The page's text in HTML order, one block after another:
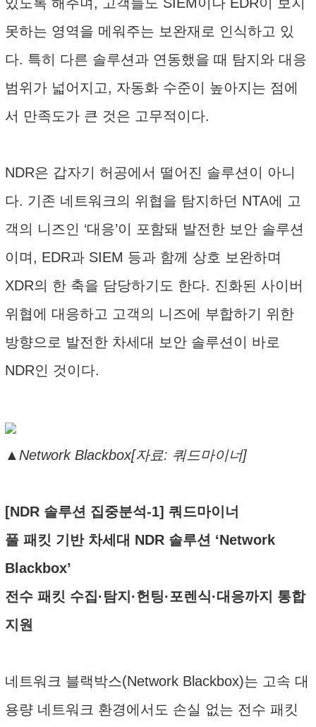
못하는 영역을 메워주는 보완재로 인식하고 있
다. 특히 다른 솔루션과 연동했을 때 탐지와 대응
범위가 넓어지고, 자동화 수준이 높아지는 점에
서 만족도가 큰 것은 고무적이다.
NDR은 갑자기 허공에서 떨어진 솔루션이 아니
다. 기존 네트워크의 위협을 탐지하던 NTA에 고
객의 니즈인 ‘대응’이 포함돼 발전한 보안 솔루션
이며, EDR과 SIEM 등과 함께 상호 보완하며
XDR의 한 축을 담당하기도 한다. 진화된 사이버
위협에 대응하고 고객의 니즈에 부합하기 위한
방향으로 발전한 차세대 보안 솔루션이 바로
NDR인 것이다.
▲Network Blackbox[자료: 쿼드마이너]
[NDR 솔루션 집중분석-1] 쿼드마이너
풀 패킷 기반 차세대 NDR 솔루션 ‘Network
Blackbox’
전수 패킷 수집·탐지·헌팅·포렌식·대응까지 통합
지원
네트워크 블랙박스(Network Blackbox)는 고속 대
용량 네트워크 환경에서도 손실 없는 전수 패킷